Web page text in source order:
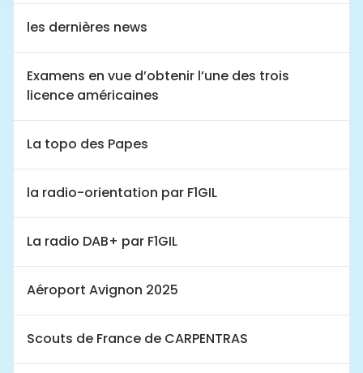
les dernières news
Examens en vue d’obtenir l’une des trois
licence américaines
La topo des Papes
la radio-orientation par F1GIL
La radio DAB+ par F1GIL
Aéroport Avignon 2025
Scouts de France de CARPENTRAS